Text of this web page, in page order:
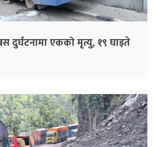
बस दुर्घटनामा एकको मृत्यु, १९ घाइते